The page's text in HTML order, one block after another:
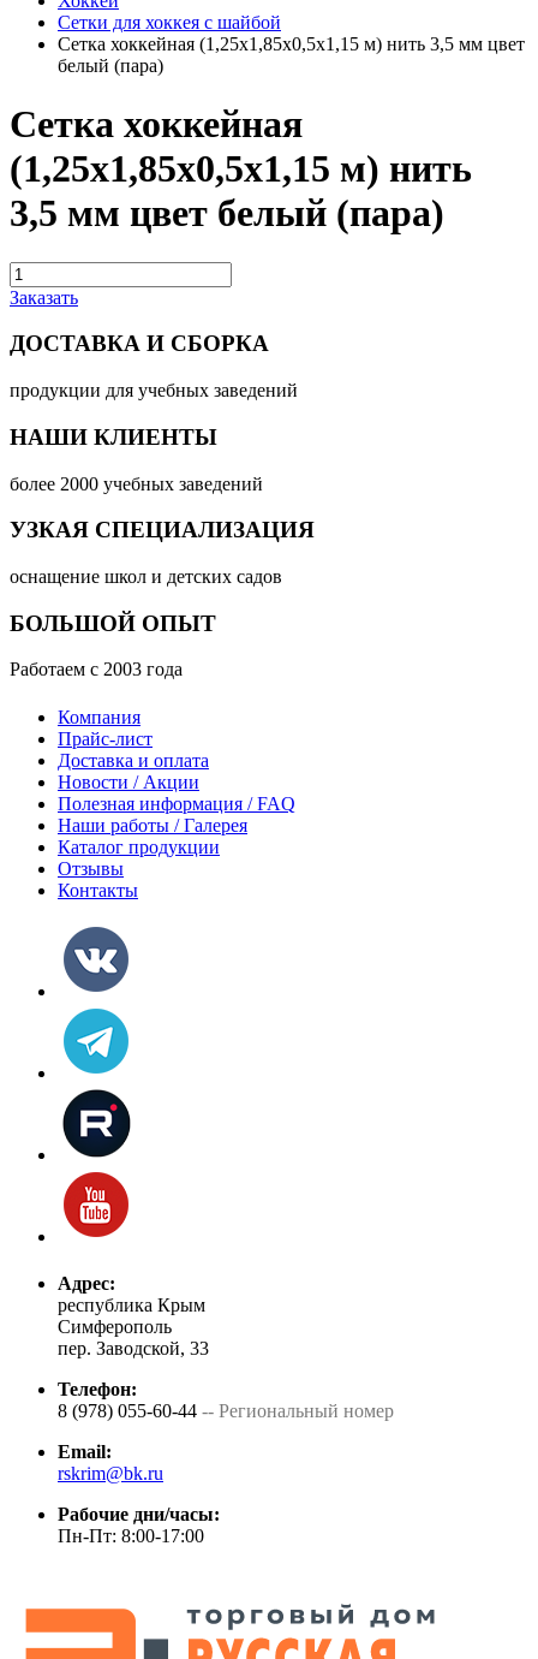
Сетки для хоккея с шайбой
Сетка хоккейная (1,25х1,85х0,5х1,15 м) нить 3,5 мм цвет
белый (пара)
Сетка хоккейная
(1,25х1,85х0,5х1,15 м) нить
3,5 мм цвет белый (пара)
Заказать
ДОСТАВКА И СБОРКА
продукции для учебных заведений
НАШИ КЛИЕНТЫ
более 2000 учебных заведений
УЗКАЯ СПЕЦИАЛИЗАЦИЯ
оснащение школ и детских садов
БОЛЬШОЙ ОПЫТ
Работаем с 2003 года
Компания
Прайс-лист
Доставка и оплата
Новости / Акции
Полезная информация / FAQ
Наши работы / Галерея
Каталог продукции
Отзывы
Контакты
Адрес:
республика Крым
Симферополь
пер. Заводской, 33
Телефон:
8 (978) 055-60-44 -- Региональный номер
Email:
rskrim@bk.ru
Рабочие дни/часы:
Пн-Пт: 8:00-17:00